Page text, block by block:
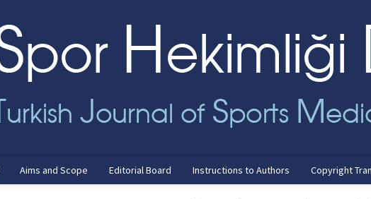
Aims and Scope Editorial Board Instructions to Authors Copyright